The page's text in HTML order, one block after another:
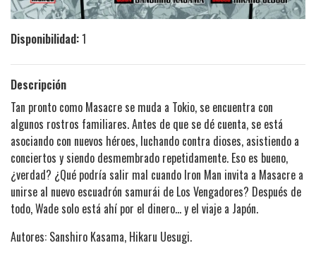
Disponibilidad:1
Descripción
Tan pronto como Masacre se muda a Tokio, se encuentra con
algunos rostros familiares. Antes de que se dé cuenta, se está
asociando con nuevos héroes, luchando contra dioses, asistiendo a
conciertos y siendo desmembrado repetidamente. Eso es bueno,
¿verdad? ¿Qué podría salir mal cuando Iron Man invita a Masacre a
unirse al nuevo escuadrón samurái de Los Vengadores? Después de
todo, Wade solo está ahí por el dinero... y el viaje a Japón.
Autores: Sanshiro Kasama, Hikaru Uesugi.